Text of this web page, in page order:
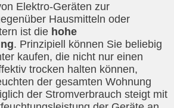
Elektro-Geräten zur
Hausmitteln oder
ist die hohe
. Prinzipiell können Sie beliebig
kaufen, die nicht nur einen
trocken halten können,
der gesamten Wohnung
der Stromverbrauch steigt mit